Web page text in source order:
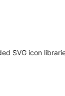
SVG icon